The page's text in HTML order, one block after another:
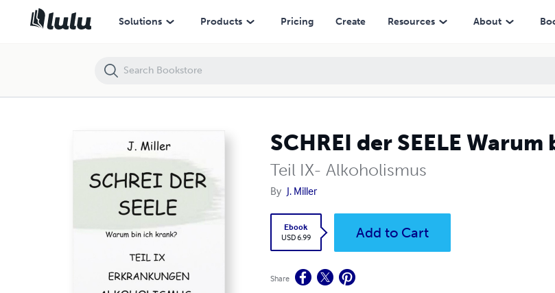
Solutions Products Pricing Create Resources About
SCHREI der SEELE
Teil IX- Alkoholismus
By J. Miller
Ebook
USD 6.99
Add to Cart
Share
SCHREI der SEELE Warum bin ich krank?